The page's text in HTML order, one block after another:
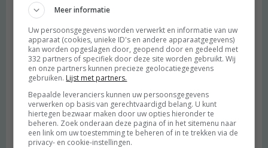
Meer informatie
Uw persoonsgegevens worden verwerkt en informatie van uw
apparaat (cookies, unieke ID's en andere apparaatgegevens)
kan worden opgeslagen door, geopend door en gedeeld met
332 partners of specifiek door deze site worden gebruikt. Wij
en onze partners kunnen precieze geolocatiegegevens
gebruiken. Lijst met partners.
Bepaalde leveranciers kunnen uw persoonsgegevens
verwerken op basis van gerechtvaardigd belang. U kunt
hiertegen bezwaar maken door uw opties hieronder te
beheren. Zoek onderaan deze pagina of in het sitemenu naar
een link om uw toestemming te beheren of in te trekken via de
privacy- en cookie-instellingen.